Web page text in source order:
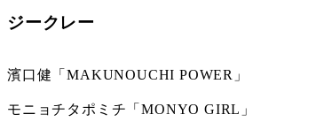
ジークレー
濱口健「MAKUNOUCHI POWER」
モニョチタポミチ「MONYO GIRL」